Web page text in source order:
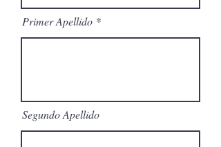
Primer Apellido
Segundo Apellido